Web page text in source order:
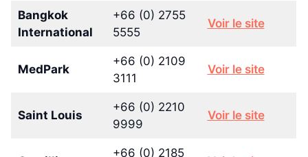
Bangkok
International
+66 (0) 2755
5555
Voir le site
MedPark
+66 (0) 2109
3111
Voir le site
Saint Louis
+66 (0) 2210
9999
Voir le site
+66 (0) 2185